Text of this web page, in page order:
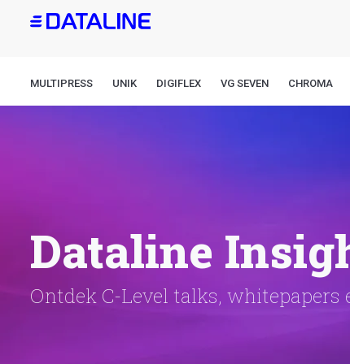
Overslaan
inhoud
MULTIPRESS UNIK DIGIFLEX VG SEVEN CHROMA
Dataline
Ontdek C-Level talks, whitepapers